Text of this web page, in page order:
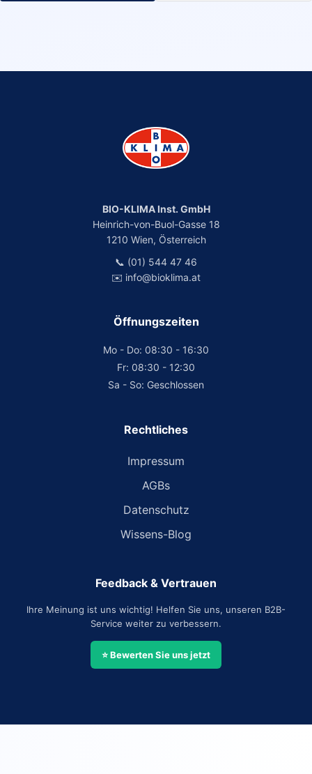
BIO-KLIMA Inst. GmbH
Heinrich-von-Buol-Gasse 18
1210 Wien, Österreich
📞 (01) 544 47 46
✉️ info@bioklima.at
Öffnungszeiten
Mo - Do: 08:30 - 16:30
Fr: 08:30 - 12:30
Sa - So: Geschlossen
Rechtliches
Impressum
AGBs
Datenschutz
Wissens-Blog
Feedback & Vertrauen
Ihre Meinung ist uns wichtig! Helfen Sie uns, unseren B2B-
Service weiter zu verbessern.
⭐ Bewerten Sie uns jetzt